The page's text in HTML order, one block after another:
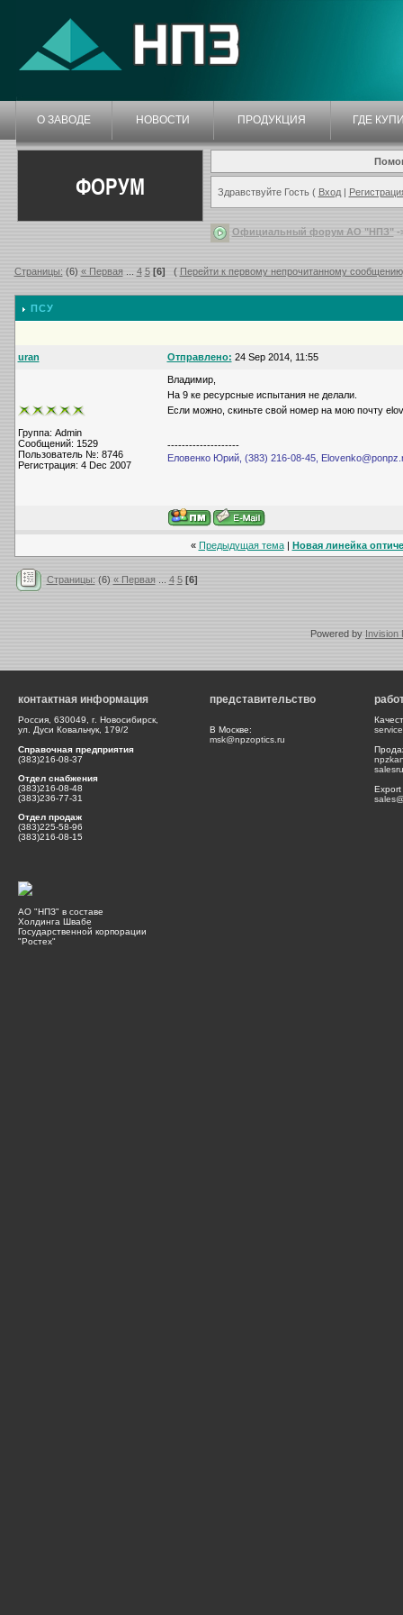
О ЗАВОДЕ НОВОСТИ ПРОДУКЦИЯ ГДЕ
ФОРУМ Здравствуйте Гость ( Вход|
Официальный форум АО "НПЗ"-
Страницы: (6) « Первая... 4 5 [6] ( Перейти к первому непрочитанному сообщению
ПСУ
uran Отправлено: 24 Sep 2014, 11:55
Группа: Admin
Сообщений: 1529
Пользователь №: 8746
Регистрация: 4 Dec 2007
Владимир,
На 9 ке ресурсные испытания не делали.
Если можно, скиньте свой номер на мою почту
--------------------
Еловенко Юрий, (383) 216-08-45,
« Предыдущая тема| Новая линейка
Страницы: (6) « Первая... 4 5 [6]
Powered by Invision
контактная информация
Россия, 630049, г. Новосибирск,
ул. Дуси Ковальчук, 179/2
Справочная предприятия
(383)216-08-37
Отдел снабжения
(383)216-08-48
(383)236-77-31
Отдел продаж
(383)225-58-96
(383)216-08-15
представительство
В Москве:
msk@npzoptics.ru
АО "НПЗ" в составе
Холдинга Швабе
Государственной корпорации
"Ростех"